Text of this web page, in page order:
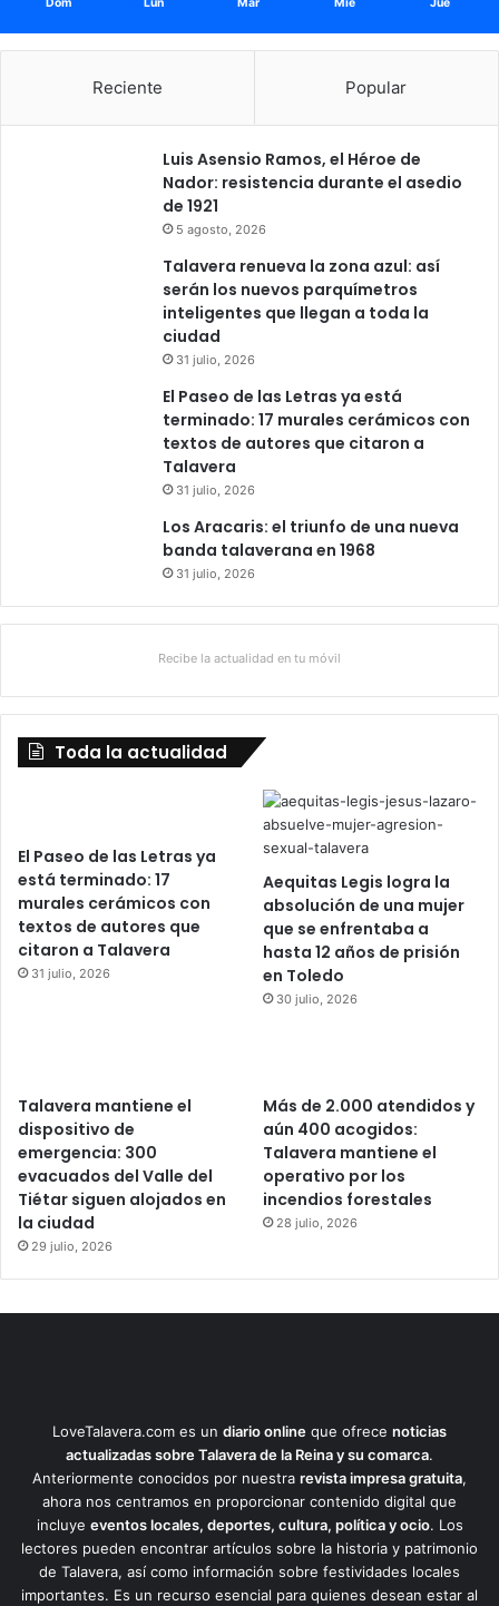
Dom Lun Mar Mié Jue
Reciente Popular
Luis Asensio Ramos, el Héroe de
Nador: resistencia durante el asedio
de 1921
5 agosto, 2026
Talavera renueva la zona azul: así
serán los nuevos parquímetros
inteligentes que llegan a toda la
ciudad
31 julio, 2026
El Paseo de las Letras ya está
terminado: 17 murales cerámicos con
textos de autores que citaron a
Talavera
31 julio, 2026
Los Aracaris: el triunfo de una nueva
banda talaverana en 1968
31 julio, 2026
Recibe la actualidad en tu móvil
Toda la actualidad
El Paseo de las Letras ya
está terminado: 17
murales cerámicos con
textos de autores que
citaron a Talavera
31 julio, 2026
Aequitas Legis logra la
absolución de una mujer
que se enfrentaba a
hasta 12 años de prisión
en Toledo
30 julio, 2026
Talavera mantiene el
dispositivo de
emergencia: 300
evacuados del Valle del
Tiétar siguen alojados en
la ciudad
29 julio, 2026
Más de 2.000 atendidos y
aún 400 acogidos:
Talavera mantiene el
operativo por los
incendios forestales
28 julio, 2026
LoveTalavera.com es un diario online que ofrece noticias
actualizadas sobre Talavera de la Reina y su comarca.
Anteriormente conocidos por nuestra revista impresa gratuita,
ahora nos centramos en proporcionar contenido digital que
incluye eventos locales, deportes, cultura, política y ocio. Los
lectores pueden encontrar artículos sobre la historia y patrimonio
de Talavera, así como información sobre festividades locales
importantes. Es un recurso esencial para quienes desean estar al